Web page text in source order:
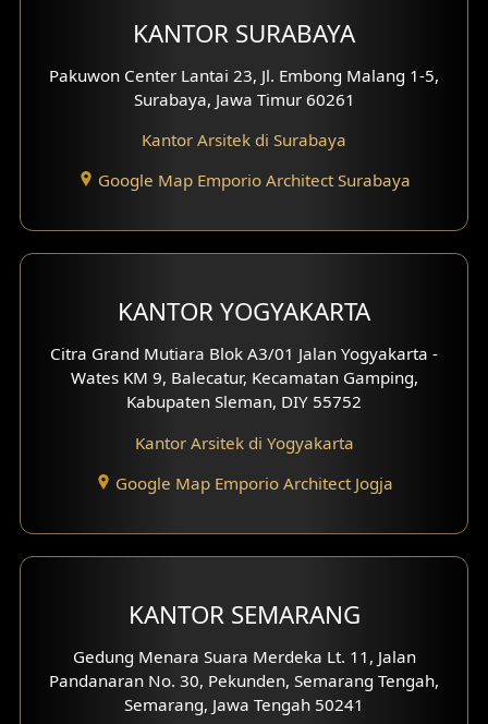
Fasad Ruko
Fasad Paviliun
Fasad Klinik
Desain Mezanin
Desain Rumah Moroccan
Desain Rumah Scandinavian
Desain Balkon
Desain Void
Desain Toilet Tamu
Desain Kanopi
KANTOR SURABAYA
Pakuwon Center Lantai 23, Jl. Embong Malang 1-5,
Surabaya, Jawa Timur 60261
Kantor Arsitek di Surabaya
Google Map Emporio Architect Surabaya
KANTOR YOGYAKARTA
Citra Grand Mutiara Blok A3/01 Jalan Yogyakarta -
Wates KM 9, Balecatur, Kecamatan Gamping,
Kabupaten Sleman, DIY 55752
Kantor Arsitek di Yogyakarta
Google Map Emporio Architect Jogja
KANTOR SEMARANG
Gedung Menara Suara Merdeka Lt. 11, Jalan
Pandanaran No. 30, Pekunden, Semarang Tengah,
Semarang, Jawa Tengah 50241